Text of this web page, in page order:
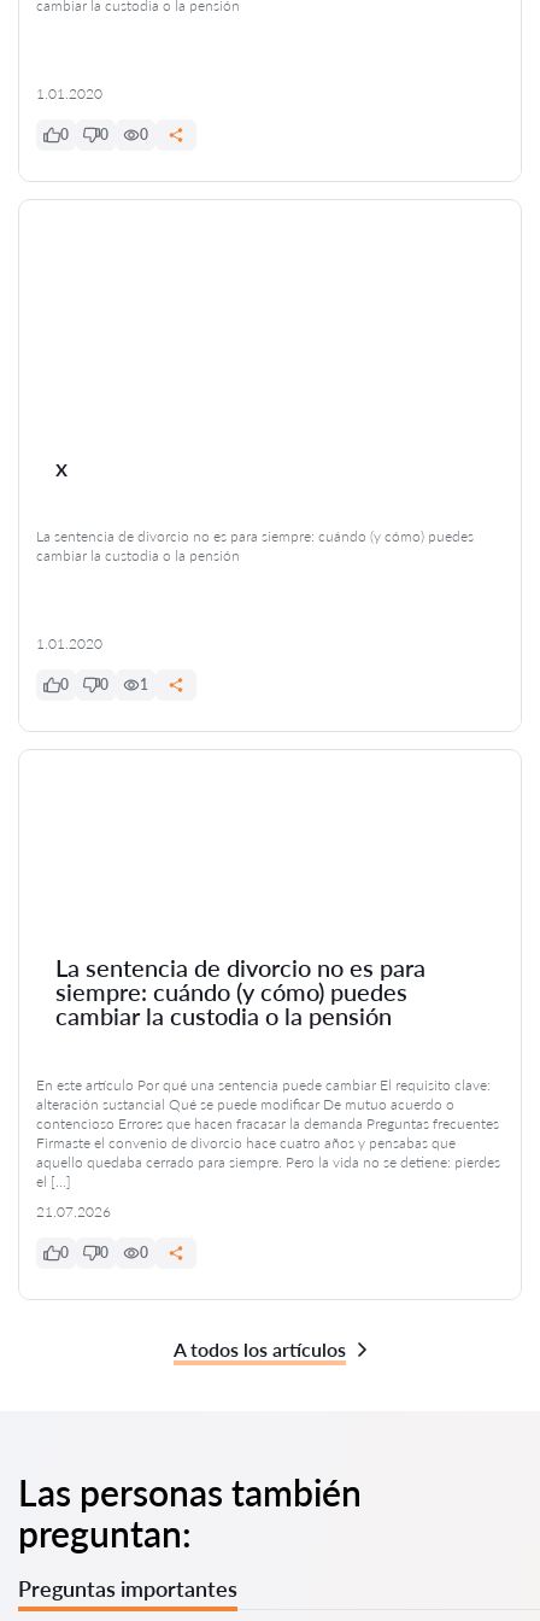
cambiar la custodia o la pensión
1.01.2020
0 0 0
x
La sentencia de divorcio no es para siempre: cuándo (y cómo) puedes
cambiar la custodia o la pensión
1.01.2020
0 0 1
La sentencia de divorcio no es para
siempre: cuándo (y cómo) puedes
cambiar la custodia o la pensión
En este artículo Por qué una sentencia puede cambiar El requisito clave:
alteración sustancial Qué se puede modificar De mutuo acuerdo o
contencioso Errores que hacen fracasar la demanda Preguntas frecuentes
Firmaste el convenio de divorcio hace cuatro años y pensabas que
aquello quedaba cerrado para siempre. Pero la vida no se detiene: pierdes
el […]
21.07.2026
0 0 0
A todos los artículos
Las personas también
preguntan:
Preguntas importantes